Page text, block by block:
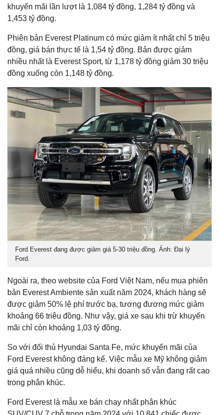
khuyến mãi lần lượt là 1,084 tỷ đồng, 1,284 tỷ đồng và
1,453 tỷ đồng.
Phiên bản Everest Platinum có mức giảm ít nhất chỉ 5 triệu
đồng, giá bán thực tế là 1,54 tỷ đồng. Bản được giảm
nhiều nhất là Everest Sport, từ 1,178 tỷ đồng giảm 30 triệu
đồng xuống còn 1,148 tỷ đồng.
Ford Everest đang được giảm giá 5-30 triệu đồng. Ảnh: Đại lý
Ford.
Ngoài ra, theo website của Ford Việt Nam, nếu mua phiên
bản Everest Ambiente sản xuất năm 2024, khách hàng sẽ
được giảm 50% lệ phí trước bạ, tương đương mức giảm
khoảng 66 triệu đồng. Như vậy, giá xe sau khi trừ khuyến
mãi chỉ còn khoảng 1,03 tỷ đồng.
So với đối thủ Hyundai Santa Fe, mức khuyến mãi của
Ford Everest không đáng kể. Việc mẫu xe Mỹ không giảm
giá quá nhiều cũng dễ hiểu, khi doanh số vẫn đang rất cao
trong phân khúc.
Ford Everest là mẫu xe bán chạy nhất phân khúc